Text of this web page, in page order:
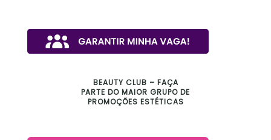
BEAUTY CLUB – FAÇA
PARTE DO MAIOR GRUPO DE
PROMOÇÕES ESTÉTICAS